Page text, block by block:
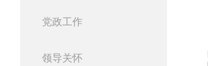
党政工作
领导关怀